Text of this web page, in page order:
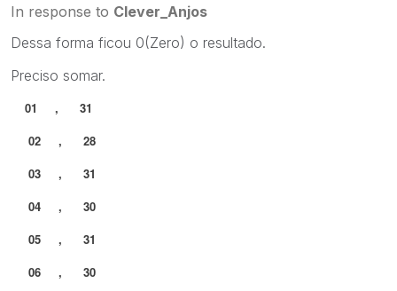
In response to Clever_Anjos
Dessa forma ficou 0(Zero) o resultado.
Preciso somar.
01 , 31
02 , 28
03 , 31
04 , 30
05 , 31
06 , 30